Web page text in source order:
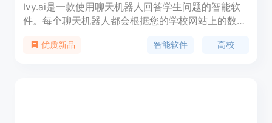
Ivy.ai是一款使用聊天机器人回答学生问题的智能软
件。每个聊天机器人都会根据您的学校网站上的数百
果。Ivy.ai帮助高校在学生接触人工客服之前解答他
优质新品 智能软件 高校